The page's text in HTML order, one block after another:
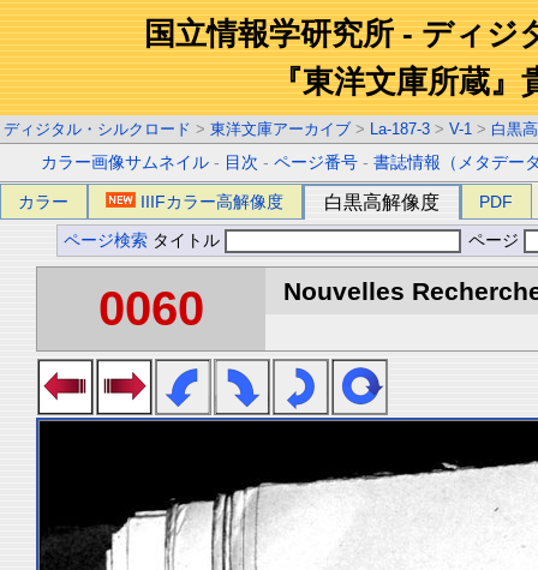
国立情報学研究所 - ディジ
『東洋文庫所蔵』
ディジタル・シルクロード > 東洋文庫アーカイブ > La-187-3 > V-1 > 白黒
カラー画像サムネイル - 目次 -ページ番号 -書誌情報（メタデー
カラー IIIFカラー高解像度 白黒高解像度 PDF
ページ検索 タイトル ページ
0060 Nouvelles